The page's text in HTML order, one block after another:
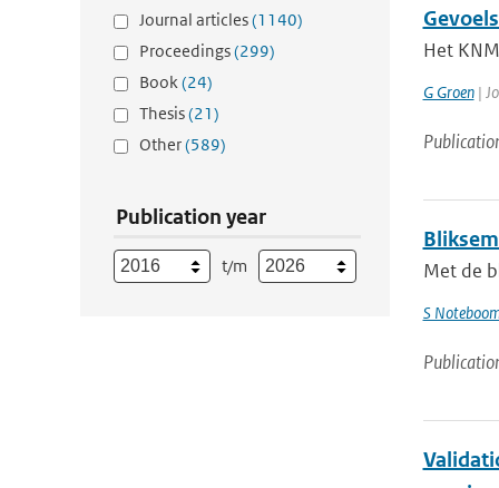
Journal articles(1140)
Proceedings(299)
Book(24)
Thesis(21)
Other(589)
Publication year
t/m
Het
G Groen|
Met de
S